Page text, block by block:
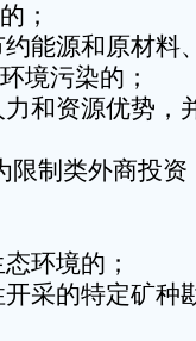
；
能源和原材料
境污染的；
和资源优势，
限制类外商投资
环境的；
采的特定矿种